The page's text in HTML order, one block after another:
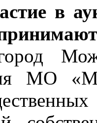
в
МО